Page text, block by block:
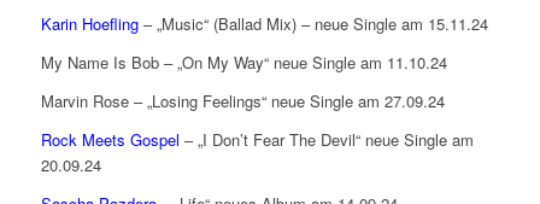
Karin Hoefling– „Music“ (Ballad Mix) – neue Single am 15.11.24
My Name Is Bob – „On My Way“ neue Single am 11.10.24
Marvin Rose – „Losing Feelings“ neue Single am 27.09.24
Rock Meets Gospel – „I Don’t Fear The Devil“ neue Single am
20.09.24